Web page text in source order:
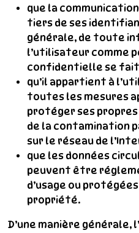
que la
tiers de ses
générale, de toute
l’utilisateur comme
confidentielle se fait
qu’il appartient à
toutes les mesures
protéger ses
de la contamination
sur le réseau de
que les données
peuvent être
d’usage ou
propriété.
D’une manière